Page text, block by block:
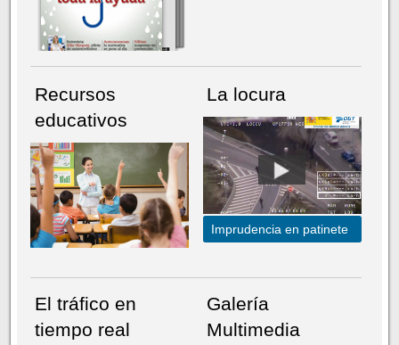
Recursos
educativos
La locura
Imprudencia en patinete
El tráfico en
tiempo real
Galería
Multimedia